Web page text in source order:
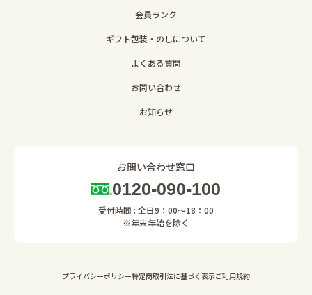
会員ランク
ギフト包装・のしについて
よくある質問
お問い合わせ
お知らせ
お問い合わせ窓口
0120-090-100
受付時間 : 全日9：00～18：00
※年末年始を除く
プライバシーポリシー特定商取引法に基づく表示ご利用規約